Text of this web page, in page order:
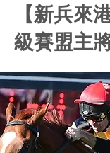
【新兵來
級賽盟主